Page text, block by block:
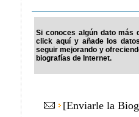
Si conoces algún dato más
click aquí y añade los
seguir mejorando y
biografías de Internet.
[Enviarle la